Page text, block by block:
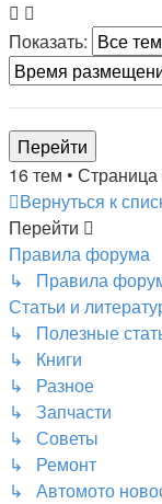
Показать:
16 тем • Страница
Вернуться к
Перейти
Правила форума
↳ Правила
Статьи и
↳ Полезные
↳ Книги
↳ Разное
↳ Запчасти
↳ Советы
↳ Ремонт
↳ Автомото